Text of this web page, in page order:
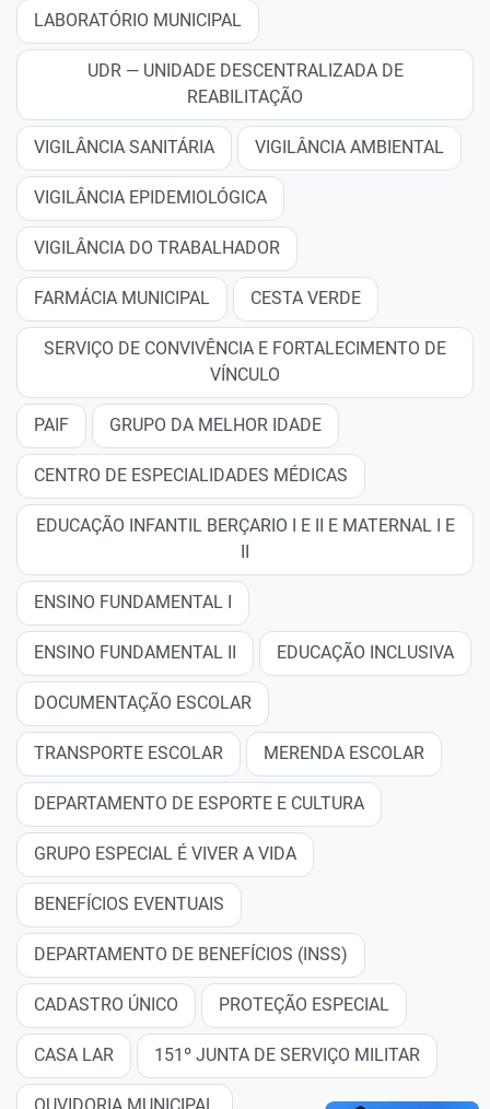
LABORATÓRIO MUNICIPAL
UDR — UNIDADE DESCENTRALIZADA DE
REABILITAÇÃO
VIGILÂNCIA SANITÁRIA VIGILÂNCIA AMBIENTAL
VIGILÂNCIA EPIDEMIOLÓGICA
VIGILÂNCIA DO TRABALHADOR
FARMÁCIA MUNICIPAL CESTA VERDE
SERVIÇO DE CONVIVÊNCIA E FORTALECIMENTO DE
VÍNCULO
PAIF GRUPO DA MELHOR IDADE
CENTRO DE ESPECIALIDADES MÉDICAS
EDUCAÇÃO INFANTIL BERÇARIO I E II E MATERNAL I E
ENSINO FUNDAMENTAL I
ENSINO FUNDAMENTAL II EDUCAÇÃO INCLUSIVA
DOCUMENTAÇÃO ESCOLAR
TRANSPORTE ESCOLAR MERENDA ESCOLAR
DEPARTAMENTO DE ESPORTE E CULTURA
GRUPO ESPECIAL É VIVER A VIDA
BENEFÍCIOS EVENTUAIS
DEPARTAMENTO DE BENEFÍCIOS (INSS)
CADASTRO ÚNICO PROTEÇÃO ESPECIAL
CASA LAR 151º JUNTA DE SERVIÇO MILITAR